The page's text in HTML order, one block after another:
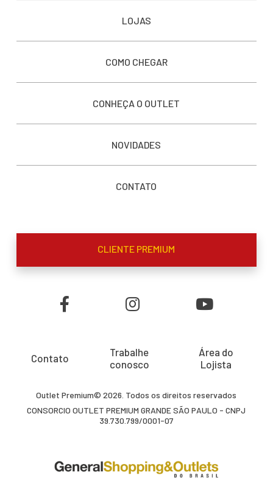
LOJAS
COMO CHEGAR
CONHEÇA O OUTLET
NOVIDADES
CONTATO
CLIENTE PREMIUM
Contato
Trabalhe
conosco
Área do
Lojista
Outlet Premium© 2026. Todos os direitos reservados
CONSORCIO OUTLET PREMIUM GRANDE SÃO PAULO - CNPJ
39.730.799/0001-07